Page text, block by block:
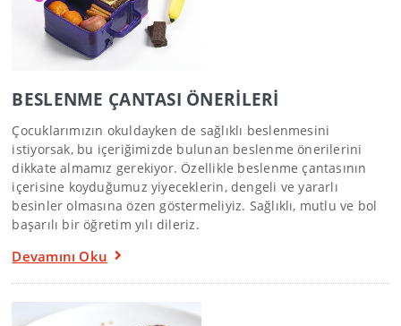
BESLENME ÇANTASI ÖNERİLERİ
Çocuklarımızın okuldayken de sağlıklı beslenmesini
istiyorsak, bu içeriğimizde bulunan beslenme önerilerini
dikkate almamız gerekiyor. Özellikle beslenme çantasının
içerisine koyduğumuz yiyeceklerin, dengeli ve yararlı
besinler olmasına özen göstermeliyiz. Sağlıklı, mutlu ve bol
başarılı bir öğretim yılı dileriz.
Devamını Oku